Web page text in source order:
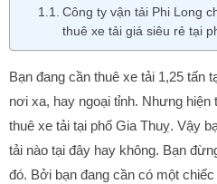
Công ty vận tải Phi Long
thuê xe tải giá siêu rẻ tại
Bạn đang cần thuê xe tải 1,25 tấn
nơi xa, hay ngoại tỉnh. Nhưng hiện
thuê xe tải tại phố Gia Thuỵ. Vậy
tải nào tại đây hay không. Bạn
đó. Bởi bạn đang cần có một